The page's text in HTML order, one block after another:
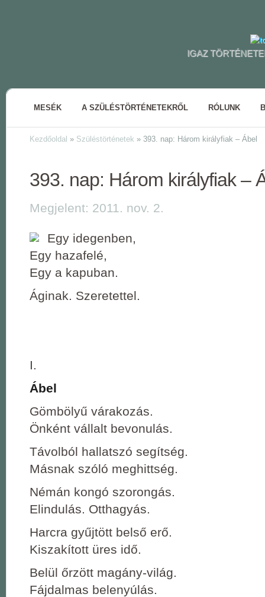
IGAZ
MESÉK A SZÜLÉSTÖRTÉNETEKRŐL RÓLUNK
Kezdőoldal » Szüléstörténetek » 393. nap: Három királyfiak – Ábel
393. nap: Három királyfiak –
Megjelent: 2011. nov. 2.
Egy idegenben,
Egy hazafelé,
Egy a kapuban.
Áginak. Szeretettel.
I.
Ábel
Gömbölyű várakozás.
Önként vállalt bevonulás.
Távolból hallatszó segítség.
Másnak szóló meghittség.
Némán kongó szorongás.
Elindulás. Otthagyás.
Harcra gyűjtött belső erő.
Kiszakított üres idő.
Belül őrzött magány-világ.
Fájdalmas belenyúlás.